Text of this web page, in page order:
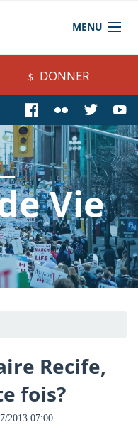
MENU
DONNER
Vie
Recife,
fois?
2013 07:00